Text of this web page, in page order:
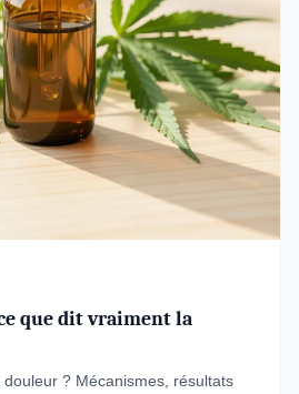
que dit vraiment la
? Mécanismes, résultats